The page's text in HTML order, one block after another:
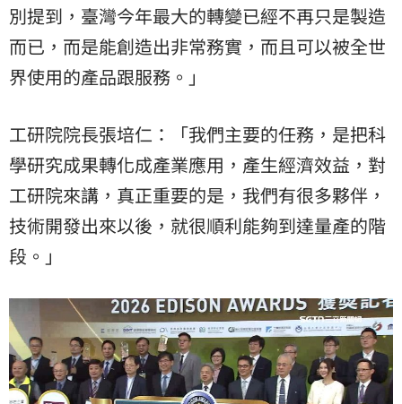
別提到，臺灣今年最大的轉變已經不再只是製造
而已，而是能創造出非常務實，而且可以被全世
界使用的產品跟服務。」
工研院院長張培仁：「我們主要的任務，是把科
學研究成果轉化成產業應用，產生經濟效益，對
工研院來講，真正重要的是，我們有很多夥伴，
技術開發出來以後，就很順利能夠到達量產的階
段。」